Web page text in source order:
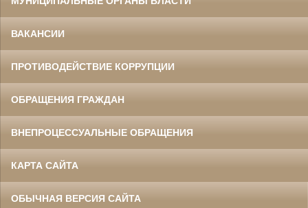
ВАКАНСИИ
ПРОТИВОДЕЙСТВИЕ КОРРУПЦИИ
ОБРАЩЕНИЯ ГРАЖДАН
ВНЕПРОЦЕССУАЛЬНЫЕ ОБРАЩЕНИЯ
КАРТА САЙТА
ОБЫЧНАЯ ВЕРСИЯ САЙТА